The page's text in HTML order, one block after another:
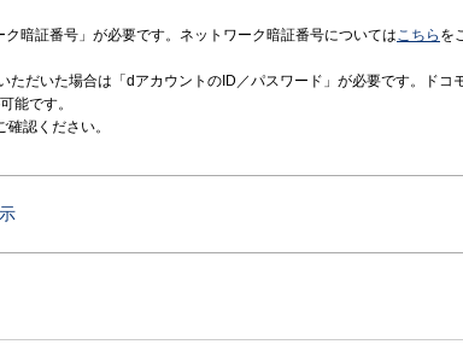
暗証番号」が必要です。ネットワーク暗証番号についてはこちら を
だいた場合は「dアカウントのID／パスワード」が必要です。ドコ
能です。
確認ください。